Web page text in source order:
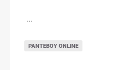
…
ΡΑΝΤΕΒΟΎ ONLINE